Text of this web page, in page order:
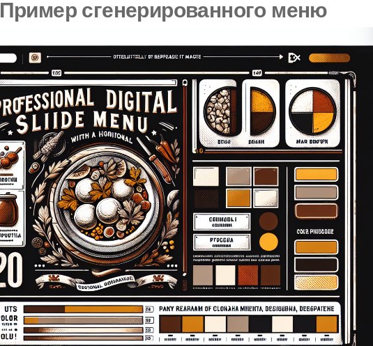
Пример сгенерированного меню